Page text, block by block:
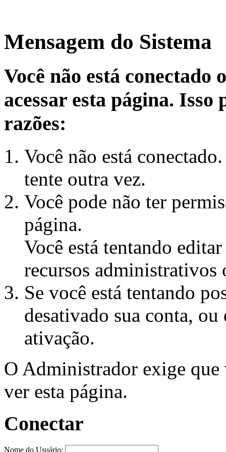
Mensagem do Sistema
Você não está conectado
acessar esta página.
razões:
Você não está
tente outra vez.
Você pode não ter
página.
Você está tentando
recursos
Se você está tentando
desativado sua conta, ou
ativação.
O Administrador exige que
ver esta página.
Conectar
Nome do Usuário: